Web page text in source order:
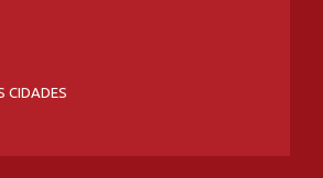
CIDADES